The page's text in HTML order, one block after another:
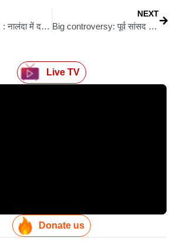
Nalanda News : नालंदा में दरोगा ने खुद को मारी गोली, हालत नाजुक, हरनौत थाना परिसर के बाथरूम में घटना, पारस अस्पताल पटना में भर्ती
NEXT
Big controversy: पूर्व सांसद ओमप्रकाश यादव ने मंगल पांडेय की प्रेस वार्ता पर साधा निशाना, राजद को फायदा पहुंचाने की अटकलें
Live TV
Donate us